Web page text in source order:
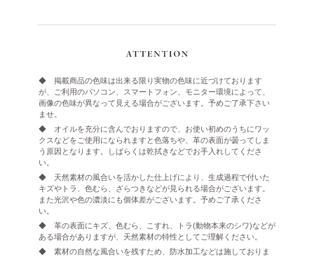
◆ 掲載商品の色味は出来る限り実物の色味に近づけております
が、ご利用のパソコン、スマートフォン、モニター環境によって、
画像の色味が異なって見える場合がございます。予めご了承下さい
ませ。
◆ オイルを充分に含んでおりますので、お使い初めのうちにワッ
クスなどをご使用になられますと色落ちや、革の表面が曇ってしま
う原因となります。しばらくは乾拭きなどでお手入れしてくださ
い。
◆ 天然素材の風合いを活かした仕上げにより、生成過程で付いた
キズやトラ、色むら、ざらつきなどが見られる場合がございます。
また光沢や色の濃淡にも個体差がございます。予めご了承くださ
い。
◆ 革の表面にキズ、色むら、こすれ、トラ(動物本来のシワ)などが
ある場合がありますが、天然素材の特性としてご理解ください。
◆ 素材の自然な風合いを残すため、防水加工などは施しておりま